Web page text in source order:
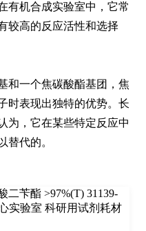
有机合成实验室中，它常
较高的反应活性和选择
和一个焦碳酸酯基团，焦
时表现出独特的优势。长
为，它在某些特定反应中
替代的。